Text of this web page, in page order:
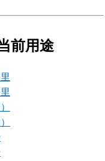
前用途